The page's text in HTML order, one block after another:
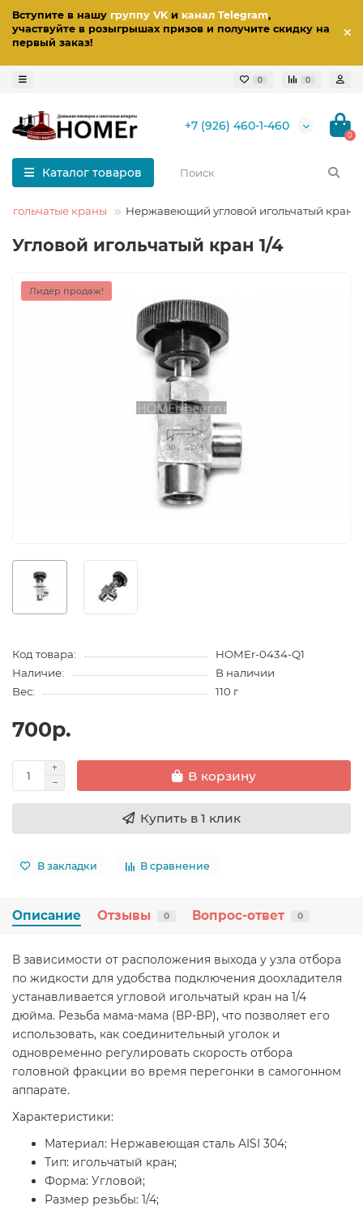
Вступите в нашу группу VKи канал Telegram,
участвуйте в розыгрышах призов и получите скидку на
первый заказ!
0 0
+7 (926) 460-1-460
0
Каталог товаров
Игольчатые краны Нержавеющий угловой игольчатый кран
Угловой игольчатый кран 1/4
Лидер продаж!
Код товара:
HOMEr-0434-Q1
Наличие:
В наличии
Вес:
110 г
700р.
В корзину
Купить в 1 клик
В закладки В сравнение
Описание Отзывы 0 Вопрос-ответ 0
В зависимости от расположения выхода у узла отбора
по жидкости для удобства подключения доохладителя
устанавливается угловой игольчатый кран на 1/4
дюйма. Резьба мама-мама (ВР-ВР), что позволяет его
использовать, как соединительный уголок и
одновременно регулировать скорость отбора
головной фракции во время перегонки в самогонном
аппарате.
Характеристики:
Материал: Нержавеющая сталь AISI 304;
Тип: игольчатый кран;
Форма: Угловой;
Размер резьбы: 1/4;